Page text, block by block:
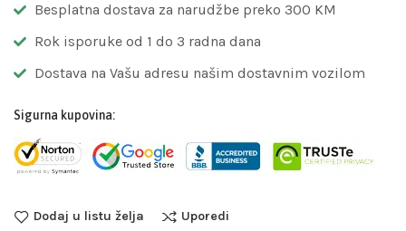
Besplatna dostava za narudžbe preko 300 KM
Rok isporuke od 1 do 3 radna dana
Dostava na Vašu adresu našim dostavnim vozilom
Sigurna kupovina:
Dodaj u listu želja Uporedi